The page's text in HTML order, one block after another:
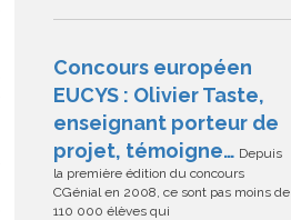
Concours européen
EUCYS : Olivier Taste,
enseignant porteur de
projet, témoigne… Depuis
la première édition du concours
CGénial en 2008, ce sont pas moins de
110 000 élèves qui